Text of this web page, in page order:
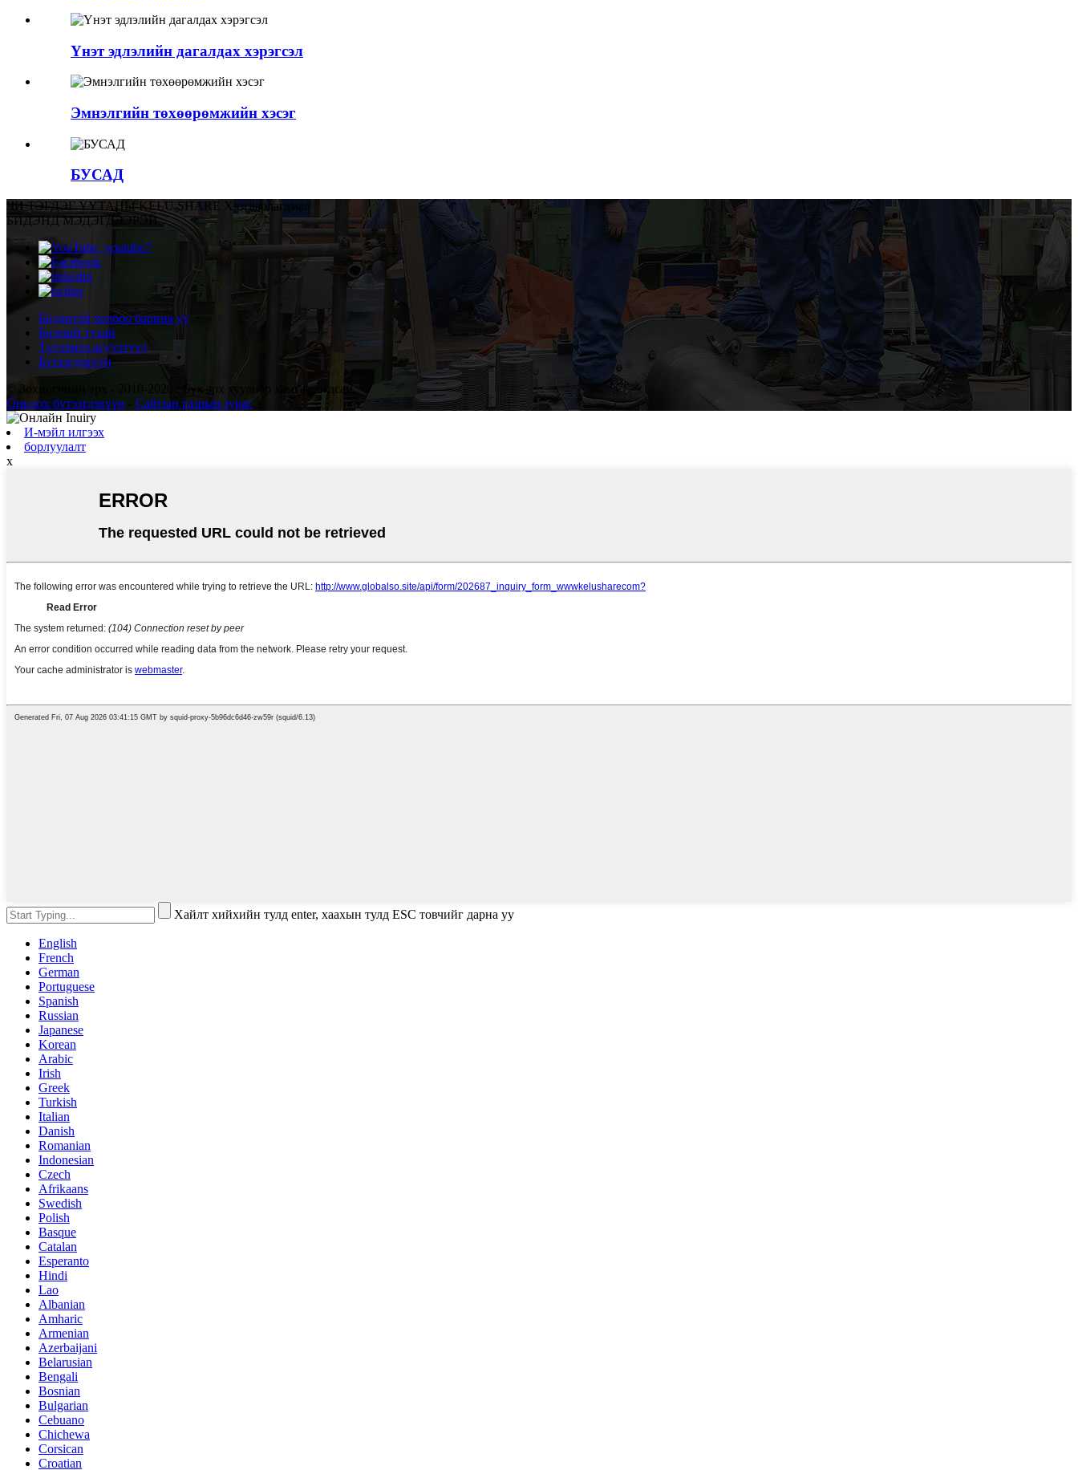
Үнэт эдлэлийн дагалдах хэрэгсэл
Эмнэлгийн төхөөрөмжийн хэсэг
БУСАД
ЧИ ТЭГДЭГ ҮҮТАНЫ KELU SHARE Хязгаарлагдмал
БИДЭНД МЭДЭГДЭЭРЭЙ
Бидэнтэй холбоо барина уу
Бидний тухай
Түгээмэл асуултууд
Бүтээгдэхүүн
© Зохиогчийн эрх - 2010-2020 : Бүх эрх хуулиар хамгаалагдсан.
Онцлох бүтээгдэхүүн
Сайтын газрын зураг
И-мэйл илгээх
борлуулалт
x
Хайлт хийхийн тулд enter, хаахын тулд ESC товчийг дарна уу
English
French
German
Portuguese
Spanish
Russian
Japanese
Korean
Arabic
Irish
Greek
Turkish
Italian
Danish
Romanian
Indonesian
Czech
Afrikaans
Swedish
Polish
Basque
Catalan
Esperanto
Hindi
Lao
Albanian
Amharic
Armenian
Azerbaijani
Belarusian
Bengali
Bosnian
Bulgarian
Cebuano
Chichewa
Corsican
Croatian